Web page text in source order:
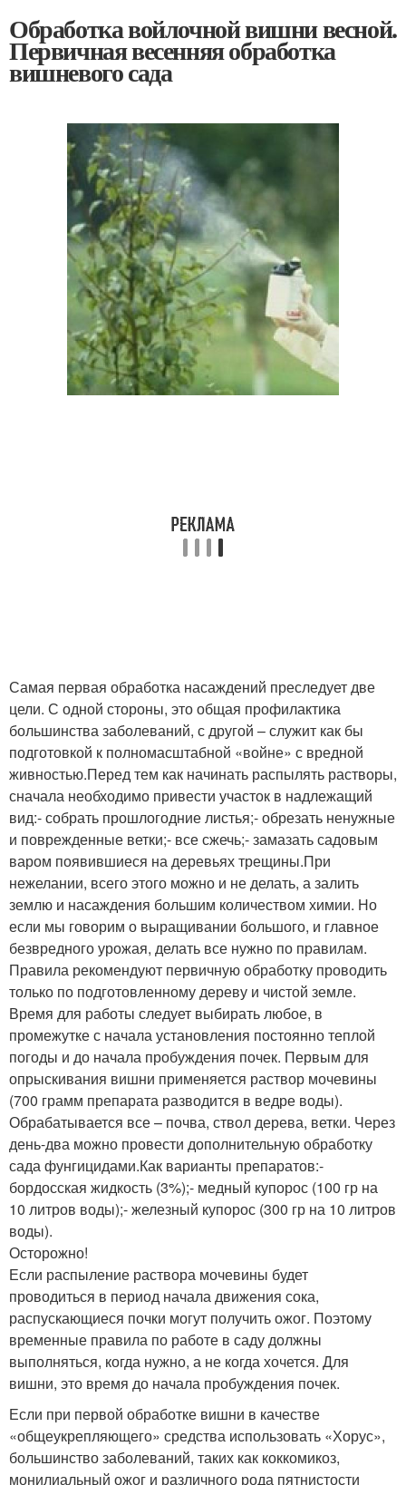
Обработка войлочной вишни весной.
Первичная весенняя обработка
вишневого сада
Самая первая обработка насаждений преследует две
цели. С одной стороны, это общая профилактика
большинства заболеваний, с другой – служит как бы
подготовкой к полномасштабной «войне» с вредной
живностью.Перед тем как начинать распылять растворы,
сначала необходимо привести участок в надлежащий
вид:- собрать прошлогодние листья;- обрезать ненужные
и поврежденные ветки;- все сжечь;- замазать садовым
варом появившиеся на деревьях трещины.При
нежелании, всего этого можно и не делать, а залить
землю и насаждения большим количеством химии. Но
если мы говорим о выращивании большого, и главное
безвредного урожая, делать все нужно по правилам.
Правила рекомендуют первичную обработку проводить
только по подготовленному дереву и чистой земле.
Время для работы следует выбирать любое, в
промежутке с начала установления постоянно теплой
погоды и до начала пробуждения почек. Первым для
опрыскивания вишни применяется раствор мочевины
(700 грамм препарата разводится в ведре воды).
Обрабатывается все – почва, ствол дерева, ветки. Через
день-два можно провести дополнительную обработку
сада фунгицидами.Как варианты препаратов:-
бордосская жидкость (3%);- медный купорос (100 гр на
10 литров воды);- железный купорос (300 гр на 10 литров
воды).
Осторожно!
Если распыление раствора мочевины будет
проводиться в период начала движения сока,
распускающиеся почки могут получить ожог. Поэтому
временные правила по работе в саду должны
выполняться, когда нужно, а не когда хочется. Для
вишни, это время до начала пробуждения почек.
Если при первой обработке вишни в качестве
«общеукрепляющего» средства использовать «Хорус»,
большинство заболеваний, таких как коккомикоз,
монилиальный ожог и различного рода пятнистости